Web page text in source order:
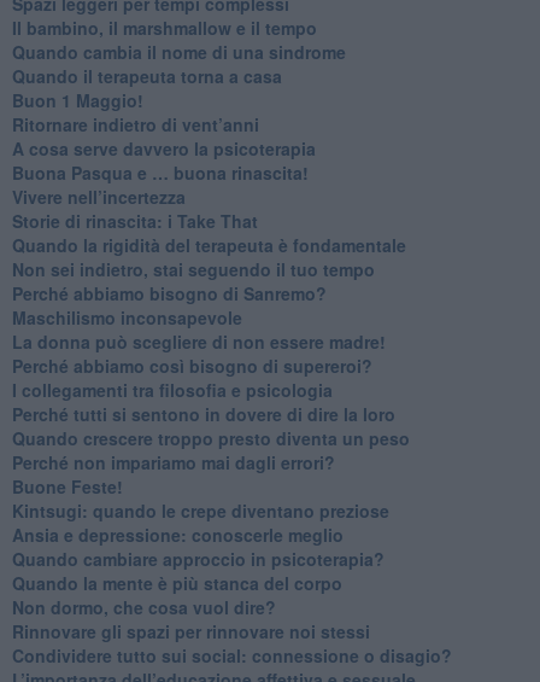
Il bambino, il marshmallow e il tempo
​Quando cambia il nome di una sindrome
​Quando il terapeuta torna a casa
​Buon 1 Maggio!
Ritornare indietro di vent’anni
​A cosa serve davvero la psicoterapia
​Buona Pasqua e … buona rinascita!
​Vivere nell’incertezza
​Storie di rinascita: i Take That
​Quando la rigidità del terapeuta è fondamentale
​Non sei indietro, stai seguendo il tuo tempo
​Perché abbiamo bisogno di Sanremo?
​Maschilismo inconsapevole
​La donna può scegliere di non essere madre!
​Perché abbiamo così bisogno di supereroi?
​I collegamenti tra filosofia e psicologia
​Perché tutti si sentono in dovere di dire la loro
​Quando crescere troppo presto diventa un peso
​Perché non impariamo mai dagli errori?
​Buone Feste!
​Kintsugi: quando le crepe diventano preziose
Ansia e depressione: conoscerle meglio
Quando cambiare approccio in psicoterapia?
​Quando la mente è più stanca del corpo
Non dormo, che cosa vuol dire?
​Rinnovare gli spazi per rinnovare noi stessi
​Condividere tutto sui social: connessione o disagio?